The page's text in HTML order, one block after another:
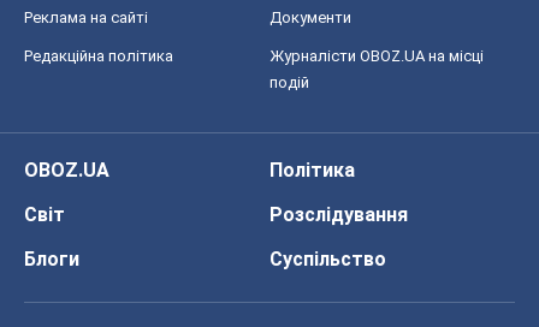
Реклама на сайті Документи
Редакційна політика
Журналісти OBOZ.UA на місці
подій
OBOZ.UA
Політика
Світ
Розслідування
Блоги
Суспільство